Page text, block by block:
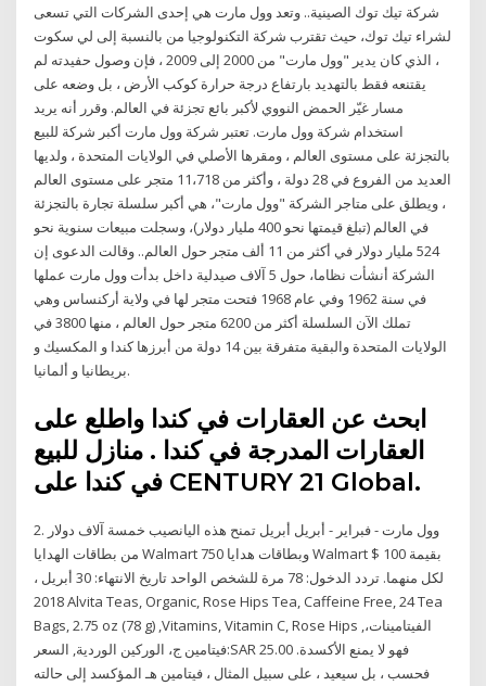
شركة تيك توك الصينية.. وتعد وول مارت هي إحدى الشركات التي تسعى
لشراء تيك توك، حيث تقترب شركة التكنولوجيا من بالنسبة إلى لي سكوت
، الذي كان يدير "وول مارت" من 2000 إلى 2009 ، فإن وصول حفيدته لم
يقتنعه فقط بالتهديد بارتفاع درجة حرارة كوكب الأرض ، بل وضعه على
مسار غيّر الحمض النووي لأكبر بائع تجزئة في العالم. وقرر أنه يريد
استخدام شركة وول مارت. تعتبر شركة وول مارت أكبر شركة للبيع
بالتجزئة على مستوى العالم ، ومقرها الأصلي في الولايات المتحدة ، ولديها
العديد من الفروع في 28 دولة ، وأكثر من 11،718 متجر على مستوى العالم
، ويطلق على متاجر الشركة "وول مارت"، هي أكبر سلسلة تجارة بالتجزئة
في العالم (تبلغ قيمتها نحو 400 مليار دولار)، وسجلت مبيعات سنوية نحو
524 مليار دولار في أكثر من 11 ألف متجر حول العالم.. وقالت الدعوى إن
الشركة أنشأت نظاما، حول 5 آلاف صيدلية داخل بدأت وول مارت عملها
في سنة 1962 وفي عام 1968 فتحت متجر لها في ولاية أركنساس وهي
تملك الآن السلسلة أكثر من 6200 متجر حول العالم ، منها 3800 في
الولايات المتحدة والبقية متفرقة بين 14 دولة من أبرزها كندا و المكسيك و
بريطانيا و ألمانيا.
ابحث عن العقارات في كندا واطلع على
العقارات المدرجة في كندا . منازل للبيع
في كندا على CENTURY 21 Global.
2. وول مارت - فبراير - أبريل أبريل تمنح هذه اليانصيب خمسة آلاف دولار
من بطاقات الهدايا Walmart وبطاقات هدايا 750 Walmart بقيمة 100 $
لكل منهما. تردد الدخول: 78 مرة للشخص الواحد تاريخ الانتهاء: 30 أبريل ،
2018 Alvita Teas, Organic, Rose Hips Tea, Caffeine Free, 24 Tea
Bags, 2.75 oz (78 g) ,Vitamins, Vitamin C, Rose Hips ,الفيتامينات،
فيتامين ج، الوركين الوردية, السعر:SAR 25.00 .فهو لا يمنع الأكسدة
فحسب ، بل سيعيد ، على سبيل المثال ، فيتامين هـ المؤكسد إلى حالته